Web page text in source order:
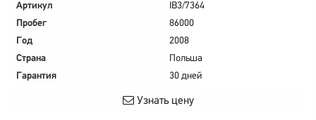
Артикул
IB3/7364
Пробег
86000
Год
2008
Страна
Польша
Гарантия
30 дней
Узнать цену